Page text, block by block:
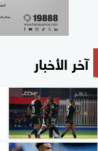
آخر الأخبار